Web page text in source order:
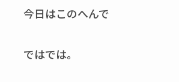
今日はこのへんで
ではでは。